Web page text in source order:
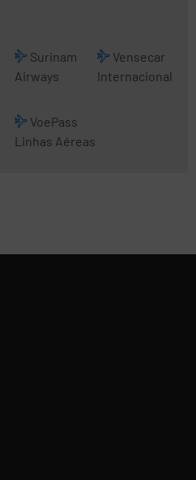
Surinam
Airways
Vensecar
Internacional
VoePass
Linhas Aéreas